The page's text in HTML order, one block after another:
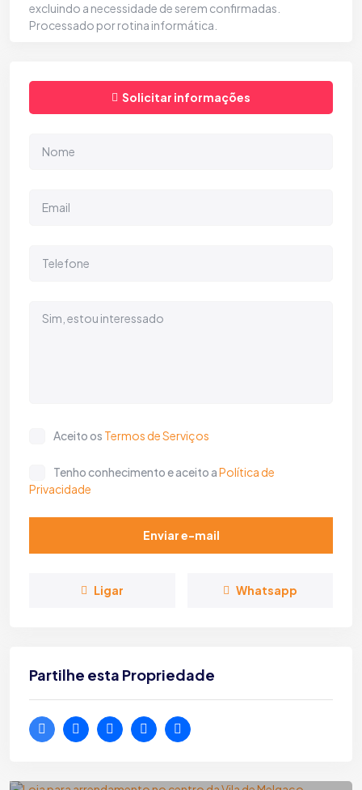
excluindo a necessidade de serem confirmadas.
Processado por rotina informática.
Solicitar informações
Aceito os Termos de Serviços
Tenho conhecimento e aceito aPolítica de
Privacidade
Enviar e-mail
Ligar Whatsapp
Partilhe esta Propriedade
Loja para arrendamento no centro da
Vila de Melgaço